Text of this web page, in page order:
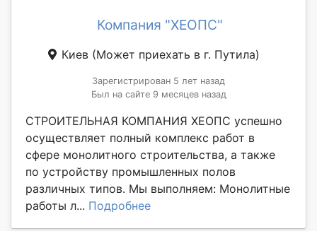
Компания "ХЕОПС"
Киев (Может приехать в г. Путила)
Зарегистрирован 5 лет назад
Был на сайте 9 месяцев назад
СТРОИТЕЛЬНАЯ КОМПАНИЯ ХЕОПС успешно
осуществляет полный комплекс работ в
сфере монолитного строительства, а также
по устройству промышленных полов
различных типов. Мы выполняем: Монолитные
работы л... Подробнее